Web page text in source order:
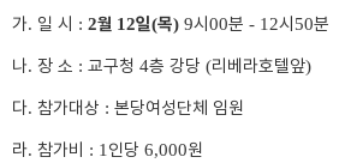
가. 일 시 : 2월 12일(목) 9시00분 - 12시50분
나. 장 소 : 교구청 4층 강당 (리베라호텔앞)
다. 참가대상 : 본당여성단체 임원
라. 참가비 : 1 인당 6,000원